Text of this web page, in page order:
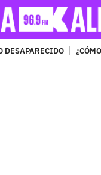
DESAPARECIDO